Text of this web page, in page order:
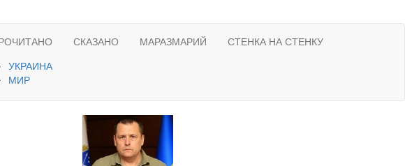
УКРАИНА
МИР
СКАЗАНО МАРАЗМАРИЙ СТЕНКА НА СТЕНКУ